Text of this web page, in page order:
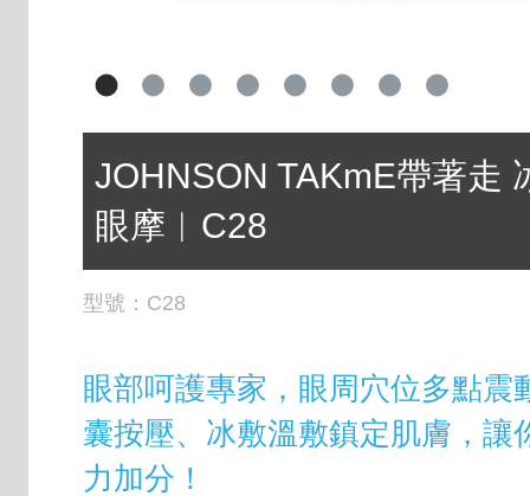
JOHNSON TAKmE帶著走
眼摩︱C28
型號： C28
眼部呵護專家，眼周穴位多點震
囊按壓、冰敷溫敷鎮定肌膚，讓
力加分！